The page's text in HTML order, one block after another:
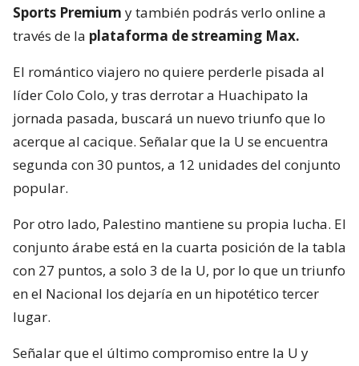
Sports Premium y también podrás verlo online a
través de la plataforma de streaming Max.
El romántico viajero no quiere perderle pisada al
líder Colo Colo, y tras derrotar a Huachipato la
jornada pasada, buscará un nuevo triunfo que lo
acerque al cacique. Señalar que la U se encuentra
segunda con 30 puntos, a 12 unidades del conjunto
popular.
Por otro lado, Palestino mantiene su propia lucha. El
conjunto árabe está en la cuarta posición de la tabla
con 27 puntos, a solo 3 de la U, por lo que un triunfo
en el Nacional los dejaría en un hipotético tercer
lugar.
Señalar que el último compromiso entre la U y